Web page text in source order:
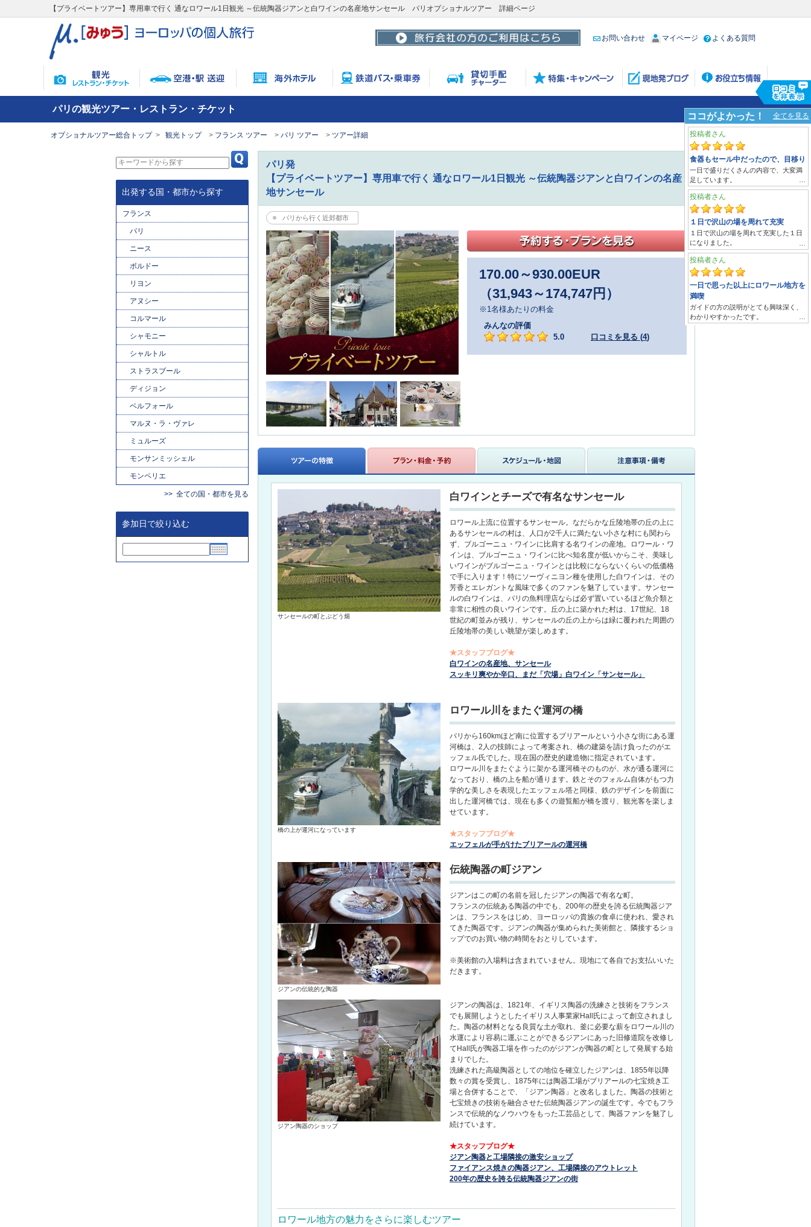
【プライベートツアー】専用車で行く 通なロワール1日観光 ～伝統陶器ジアンと白ワインの名産地サンセール パリオプショナルツアー 詳細ページ
お問い合わせ マイページ よくある質問
パリの観光ツアー・レストラン・チケット
オプショナルツアー総合トップ 観光トップ フランス ツアー パリ ツアー ツアー詳細
出発する国・都市から探す
フランス
パリ
ニース
ボルドー
リヨン
アヌシー
コルマール
シャモニー
シャルトル
ストラスブール
ディジョン
ベルフォール
マルヌ・ラ・ヴァレ
ミュルーズ
モンサンミッシェル
モンペリエ
全ての国・都市を見る
参加日で絞り込む
パリ発
【プライベートツアー】専用車で行く 通なロワール1日観光 ～伝統陶器ジアンと白ワインの名産
地サンセール
パリから行く近郊都市
170.00～930.00EUR
（31,943～174,747円）
※1名様あたりの料金
みんなの評価
5.0
口コミを見る (4)
サンセールの町とぶどう畑
白ワインとチーズで有名なサンセール
ロワール上流に位置するサンセール。なだらかな丘陵地帯の丘の上に
あるサンセールの村は、人口が2千人に満たない小さな村にも関わら
ず、ブルゴーニュ・ワインに比肩する名ワインの産地。ロワール・ワ
インは、ブルゴーニュ・ワインに比べ知名度が低いからこそ、美味し
いワインがブルゴーニュ・ワインとは比較にならないくらいの低価格
で手に入ります！特にソーヴィニヨン種を使用した白ワインは、その
芳香とエレガントな風味で多くのファンを魅了しています。サンセー
ルの白ワインは、パリの魚料理店ならば必ず置いているほど魚介類と
非常に相性の良いワインです。丘の上に築かれた村は、17世紀、18
世紀の町並みが残り、サンセールの丘の上からは緑に覆われた周囲の
丘陵地帯の美しい眺望が楽しめます。
★スタッフブログ★
白ワインの名産地、サンセール
スッキリ爽やか辛口、まだ「穴場」白ワイン「サンセール」
橋の上が運河になっています
ロワール川をまたぐ運河の橋
パリから160kmほど南に位置するブリアールという小さな街にある運
河橋は、2人の技師によって考案され、橋の建築を請け負ったのがエ
ッフェル氏でした。現在国の歴史的建造物に指定されています。
ロワール川をまたぐように架かる運河橋そのものが、水が通る運河に
なっており、橋の上を船が通ります。鉄とそのフォルム自体がもつ力
学的な美しさを表現したエッフェル塔と同様、鉄のデザインを前面に
出した運河橋では、現在も多くの遊覧船が橋を渡り、観光客を楽しま
せています。
★スタッフブログ★
エッフェルが手がけたブリアールの運河橋
ジアンの伝統的な陶器
伝統陶器の町ジアン
ジアンはこの町の名前を冠したジアンの陶器で有名な町。
フランスの伝統ある陶器の中でも、200年の歴史を誇る伝統陶器ジア
ンは、フランスをはじめ、ヨーロッパの貴族の食卓に使われ、愛され
てきた陶器です。ジアンの陶器が集められた美術館と、隣接するショ
ップでのお買い物の時間をおとりしています。
※美術館の入場料は含まれていません。現地にて各自でお支払いいた
だきます。
ジアン陶器のショップ
ジアンの陶器は、1821年、イギリス陶器の洗練さと技術をフランス
でも展開しようとしたイギリス人事業家Hall氏によって創立されまし
た。陶器の材料となる良質な土が取れ、釜に必要な薪をロワール川の
水運により容易に運ぶことができるジアンにあった旧修道院を改修し
てHall氏が陶器工場を作ったのがジアンが陶器の町として発展する始
まりでした。
洗練された高級陶器としての地位を確立したジアンは、1855年以降
数々の賞を受賞し、1875年には陶器工場がブリアールの七宝焼き工
場と合併することで、「ジアン陶器」と改名しました。陶器の技術と
七宝焼きの技術を融合させた伝統陶器ジアンの誕生です。今でもフラ
ンスで伝統的なノウハウをもった工芸品として、陶器ファンを魅了し
続けています。
★スタッフブログ★
ジアン陶器と工場隣接の激安ショップ
ファイアンス焼きの陶器ジアン、工場隣接のアウトレット
200年の歴史を誇る伝統陶器ジアンの街
ロワール地方の魅力をさらに楽しむツアー